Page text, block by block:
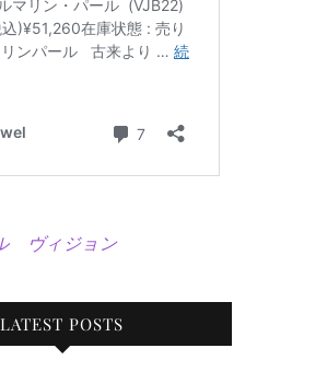
ヴィジョン
LATEST POSTS